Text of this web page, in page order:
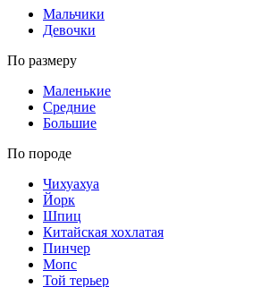
Мальчики
Девочки
По размеру
Маленькие
Средние
Большие
По породе
Чихуахуа
Йорк
Шпиц
Китайская хохлатая
Пинчер
Мопс
Той терьер